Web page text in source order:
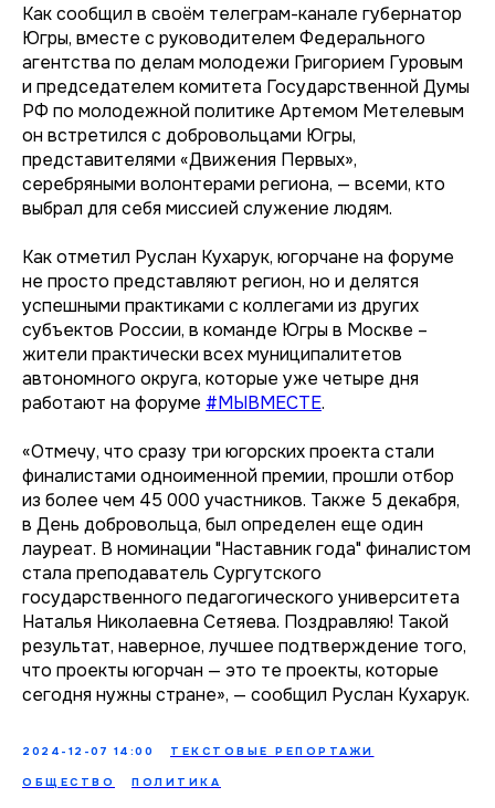
Как сообщил в своём телеграм-канале губернатор
Югры, вместе с руководителем Федерального
агентства по делам молодежи Григорием Гуровым
и председателем комитета Государственной Думы
РФ по молодежной политике Артемом Метелевым
он встретился с добровольцами Югры,
представителями «Движения Первых»,
серебряными волонтерами региона, — всеми, кто
выбрал для себя миссией служение людям.
Как отметил Руслан Кухарук, югорчане на форуме
не просто представляют регион, но и делятся
успешными практиками с коллегами из других
субъектов России, в команде Югры в Москве –
жители практически всех муниципалитетов
автономного округа, которые уже четыре дня
работают на форуме #МЫВМЕСТЕ.
«Отмечу, что сразу три югорских проекта стали
финалистами одноименной премии, прошли отбор
из более чем 45 000 участников. Также 5 декабря,
в День добровольца, был определен еще один
лауреат. В номинации "Наставник года" финалистом
стала преподаватель Сургутского
государственного педагогического университета
Наталья Николаевна Сетяева. Поздравляю! Такой
результат, наверное, лучшее подтверждение того,
что проекты югорчан — это те проекты, которые
сегодня нужны стране», — сообщил Руслан Кухарук.
2024-12-07 14:00 ТЕКСТОВЫЕ РЕПОРТАЖИ
ОБЩЕСТВО ПОЛИТИКА